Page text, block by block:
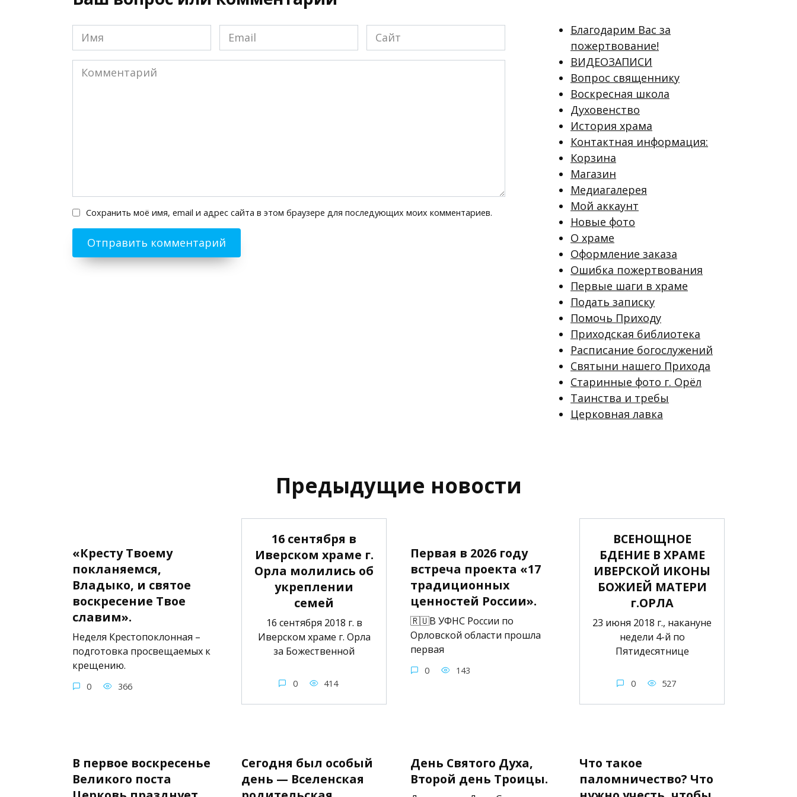
Имя
*
Email
*
Сайт
Комментарий
Сохранить моё имя, email и адрес сайта в этом браузере для последующих моих комментариев.
Благодарим Вас за
пожертвование!
ВИДЕОЗАПИСИ
Вопрос священнику
Воскресная школа
Духовенство
История храма
Контактная информация:
Корзина
Магазин
Медиагалерея
Мой аккаунт
Новые фото
О храме
Оформление заказа
Ошибка пожертвования
Первые шаги в храме
Подать записку
Помочь Приходу
Приходская библиотека
Расписание богослужений
Святыни нашего Прихода
Старинные фото г. Орёл
Таинства и требы
Церковная лавка
Предыдущие новости
«Кресту Твоему
покланяемся,
Владыко, и святое
воскресение Твое
славим».
Неделя Крестопоклонная –
подготовка просвещаемых к
крещению.
0 366
16 сентября в
Иверском храме г.
Орла молились об
укреплении
семей
16 сентября 2018 г. в
Иверском храме г. Орла
за Божественной
0 414
Первая в 2026 году
встреча проекта «17
традиционных
ценностей России».
🇷🇺В УФНС России по
Орловской области прошла
первая
0 143
ВСЕНОЩНОЕ
БДЕНИЕ В ХРАМЕ
ИВЕРСКОЙ ИКОНЫ
БОЖИЕЙ МАТЕРИ
г.ОРЛА
23 июня 2018 г., накануне
недели 4-й по
Пятидесятнице
0 527
В первое воскресенье
Великого поста
Сегодня был особый
день — Вселенская
День Святого Духа,
Второй день Троицы.
Что такое
паломничество? Что